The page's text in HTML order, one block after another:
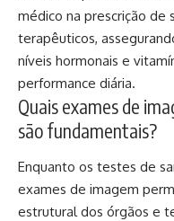
médico na prescrição de
terapêuticos,
níveis hormonais e
performance diária.
Quais exames de
são fundamentais?
Enquanto os testes de
exames de imagem
estrutural dos órgãos e